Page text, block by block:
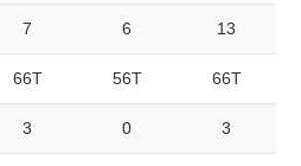
7 6 13
66T 56T 66T
3 0 3